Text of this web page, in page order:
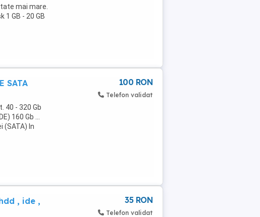
mai mare.
1 GB - 20 GB
SATA
40 - 320 Gb
160 Gb ...
(SATA) In
100 RON
Telefon validat
, ide ,
35 RON
Telefon validat